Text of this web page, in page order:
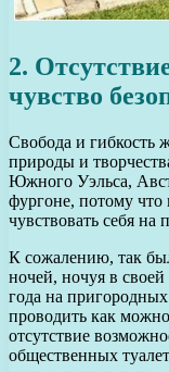
2.
чувство
Свобода и гибкость
природы и
Южного Уэльса,
фургоне, потому что
чувствовать себя
К сожалению, так
ночей, ночуя в
года на
проводить как
отсутствие
общественных